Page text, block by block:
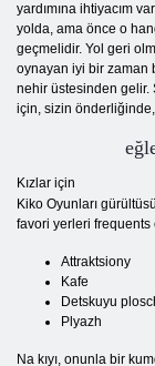
yardımına ihtiyacım
yolda, ama önce o
geçmelidir. Yol geri
oynayan iyi bir zaman
nehir üstesinden gelir.
için, sizin
Kızlar için
Kiko Oyunları
favori yerleri
Attraktsiony
Kafe
Detskuyu
Plyazh
Na kıyı, onunla bir